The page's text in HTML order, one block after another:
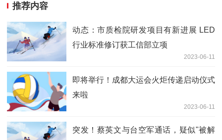
推荐内容
动态：市质检院研发项目有新进展 LED
行业标准修订获工信部立项
2023-06-11
即将举行！成都大运会火炬传递启动仪式
来啦
2023-06-11
突发！蔡英文与台空军通话，疑似"被解